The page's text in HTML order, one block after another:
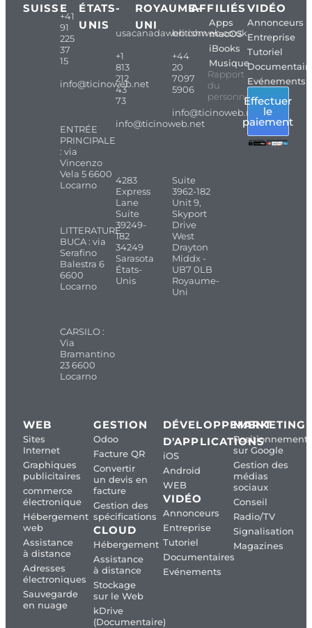
SUISSE
+41
91
225
37
15
info@ticinoweb.net
ENTRÉE
PRINCIPALE
: via
Vincenzo
Vela 5 6600
Locarno
LITTERATURE
BUCA : via
Serafino
Balestra 6
6600
Locarno
CARSILO :
Via
Bramantino
23 6600
Locarno
ÉTATS-
UNIS
usacanadaweb.com
+1
813
212
43
73
info@ticinoweb.net
4283
Express
Lane
Suite
39249-
182
34249
Sarasota
États-
Unis
ROYAUME-
UNI
britishweb.co.uk
+44
20
7097
5906
info@ticinoweb.net
Suite
3962-182
Unit 9,
Skyport
Drive
West
Drayton
Middx -
UB7 0LB
Royaume-
Uni
AFFILIÉS
Apps
macOS
iBooks
Musique
Rapport
du
personnel
VIDÉO
Annonceurs
Entreprise
Tutoriel
Evénements
Effectuer
le
paiement
WEB
Sites
Internet
Graphiques
publicitaires
commerce
électronique
Hébergement
web
Assistance
à distance
Adresses
électroniques
Sauvegarde
en nuage
GESTION
Odoo
Facture QR
Convertir
un devis en
facture
Gestion des
spécifications
CLOUD
Hébergement
Assistance
à distance
Stockage
sur le Web
kDrive
(Documentaire)
DÉVELOPPEMENT
D'APPLICATIONS
iOS
Android
WEB
VIDÉO
Annonceurs
Entreprise
Tutoriel
Documentaires
Evénements
MARKETING
Positionnement
sur Google
Gestion des
médias
sociaux
Conseil
Radio/TV
Signalisation
Magazines